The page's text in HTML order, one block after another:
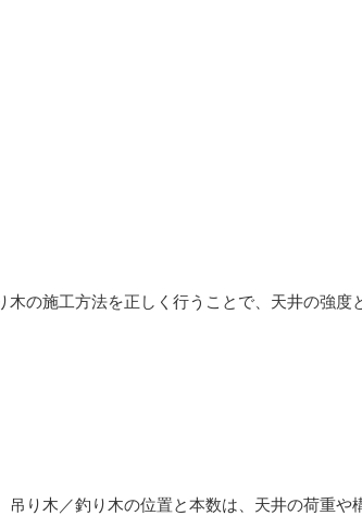
の施工方法を正しく行うことで、天井の強度
り木／釣り木の位置と本数は、天井の荷重や